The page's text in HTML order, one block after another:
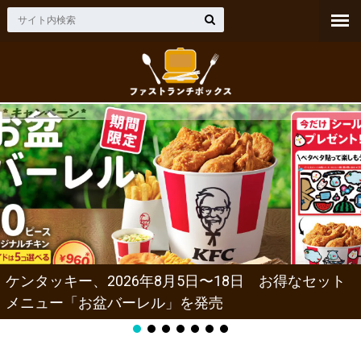
ケンタッキー、2026年8月5日〜18日 お得なセット
メニュー「お盆バーレル」を発売
* キャンペーン *